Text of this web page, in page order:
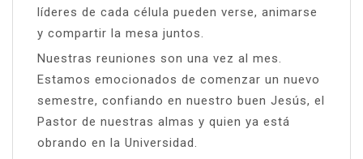
líderes de cada célula pueden verse, animarse
y compartir la mesa juntos.
Nuestras reuniones son una vez al mes.
Estamos emocionados de comenzar un nuevo
semestre, confiando en nuestro buen Jesús, el
Pastor de nuestras almas y quien ya está
obrando en la Universidad.